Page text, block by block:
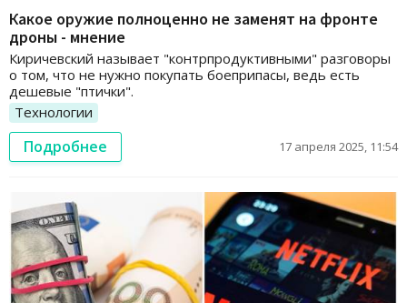
Какое оружие полноценно не заменят на фронте
дроны - мнение
Киричевский называет "контрпродуктивными" разговоры
о том, что не нужно покупать боеприпасы, ведь есть
дешевые "птички".
Технологии
Подробнее 17 апреля 2025, 11:54